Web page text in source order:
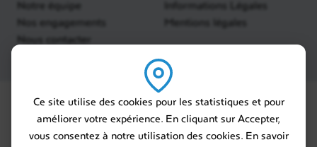
Ce site utilise des cookies pour les statistiques et pour
améliorer votre expérience. En cliquant sur Accepter,
vous consentez à notre utilisation des cookies. En savoir
Notre équipe
Nos engagements
Nous contacter
Informations Légales
Mentions légales